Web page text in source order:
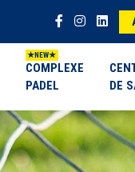
COMPLEXE
PADEL
DE